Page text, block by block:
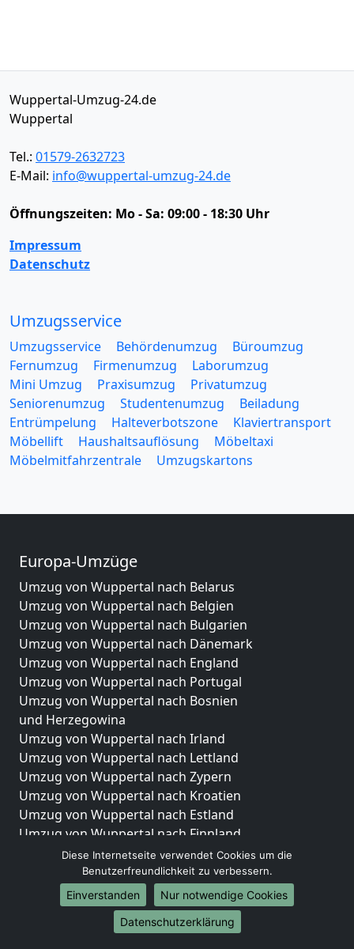
Wuppertal-Umzug-24.de
Wuppertal
Tel.: 01579-2632723
E-Mail: info@wuppertal-umzug-24.de
Öffnungszeiten: Mo - Sa: 09:00 - 18:30 Uhr
Impressum
Datenschutz
Umzugsservice
Umzugsservice Behördenumzug
Büroumzug
Fernumzug
Firmenumzug
Laborumzug
Mini Umzug
Praxisumzug
Privatumzug
Seniorenumzug
Studentenumzug
Beiladung
Entrümpelung
Halteverbotszone
Klaviertransport
Möbellift
Haushaltsauflösung
Möbeltaxi
Möbelmitfahrzentrale
Umzugskartons
Europa-Umzüge
Umzug von Wuppertal nach Belarus
Umzug von Wuppertal nach Belgien
Umzug von Wuppertal nach Bulgarien
Umzug von Wuppertal nach Dänemark
Umzug von Wuppertal nach England
Umzug von Wuppertal nach Portugal
Umzug von Wuppertal nach Bosnien
und Herzegowina
Umzug von Wuppertal nach Irland
Umzug von Wuppertal nach Lettland
Umzug von Wuppertal nach Zypern
Umzug von Wuppertal nach Kroatien
Umzug von Wuppertal nach Estland
Umzug von Wuppertal nach Finnland
Umzug von Wuppertal nach Frankreich
Umzug von Wuppertal nach Griechenland
Umzug von Wuppertal nach Italien
Umzug von Wuppertal nach Liechtenstein
Umzug von Wuppertal nach Luxemburg
Diese Internetseite verwendet Cookies um die
Benutzerfreundlichkeit zu verbessern.
Einverstanden
Nur notwendige Cookies
Datenschutzerklärung